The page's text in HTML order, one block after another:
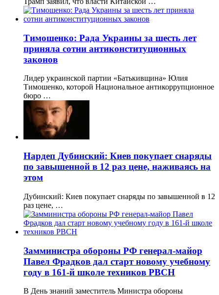
Тимошенко: Рада Украины за шесть лет
приняла сотни антиконституционных
законов
Лидер украинской партии «Батькивщина» Юлия
Тимошенко, которой Национальное антикоррупционное
бюро …
Нардеп Дубинский: Киев покупает снаряды
по завышенной в 12 раз цене, наживаясь на
этом
Дубинский: Киев покупает снаряды по завышенной в 12
раз цене, …
Замминистра обороны РФ генерал-майор
Павел Фрадков дал старт новому учебному
году в 161-й школе техников РВСН
В День знаний заместитель Министра обороны